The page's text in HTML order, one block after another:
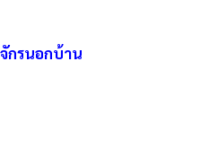
กรนอกบ้าน